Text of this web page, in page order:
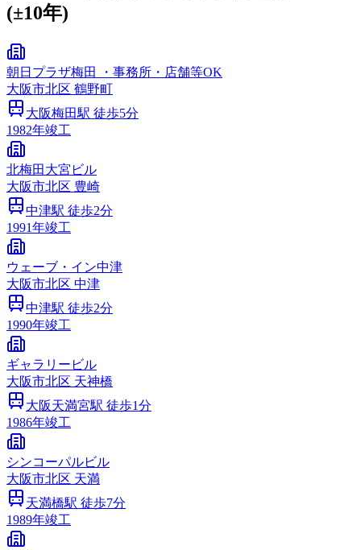
(±10年)
朝日プラザ梅田 ・事務所・店舗等OK
大阪市北区 鶴野町
大阪梅田駅 徒歩5分
1982年竣工
北梅田大宮ビル
大阪市北区 豊崎
中津駅 徒歩2分
1991年竣工
ウェーブ・イン中津
大阪市北区 中津
中津駅 徒歩2分
1990年竣工
ギャラリービル
大阪市北区 天神橋
大阪天満宮駅 徒歩1分
1986年竣工
シンコーパルビル
大阪市北区 天満
天満橋駅 徒歩7分
1989年竣工